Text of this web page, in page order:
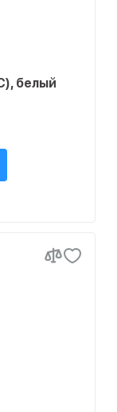
белый